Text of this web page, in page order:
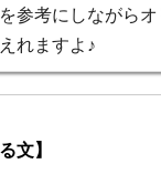
参考にしながら
れますよ♪
文】